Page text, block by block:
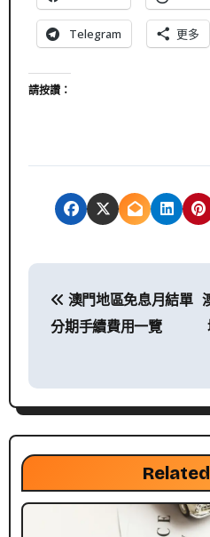
Telegram 更多
請按讚：
文
章
覽
澳門地區免息月結單
分期手續費用一覽